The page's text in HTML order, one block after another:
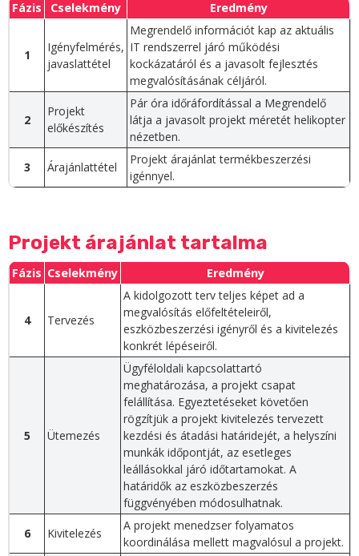
Fázis Cselekmény Eredmény
1
Igényfelmérés,
javaslattétel
Megrendelő információt kap az aktuális
IT rendszerrel járó működési
kockázatáról és a javasolt fejlesztés
megvalósításának céljáról.
2
Projekt
előkészítés
Pár óra időráfordítással a Megrendelő
látja a javasolt projekt méretét helikopter
nézetben.
3
Árajánlattétel
Projekt árajánlat termékbeszerzési
igénnyel.
Projekt árajánlat tartalma
Fázis Cselekmény Eredmény
4 Tervezés
A kidolgozott terv teljes képet ad a
megvalósítás előfeltételeiről,
eszközbeszerzési igényről és a kivitelezés
konkrét lépéseiről.
5 Ütemezés
Ügyféloldali kapcsolattartó
meghatározása, a projekt csapat
felállítása. Egyeztetéseket követően
rögzítjük a projekt kivitelezés tervezett
kezdési és átadási határidejét, a helyszíni
munkák időpontját, az esetleges
leállásokkal járó időtartamokat. A
határidők az eszközbeszerzés
függvényében módosulhatnak.
6
Kivitelezés
A projekt menedzser folyamatos
koordinálása mellett magvalósul a projekt.